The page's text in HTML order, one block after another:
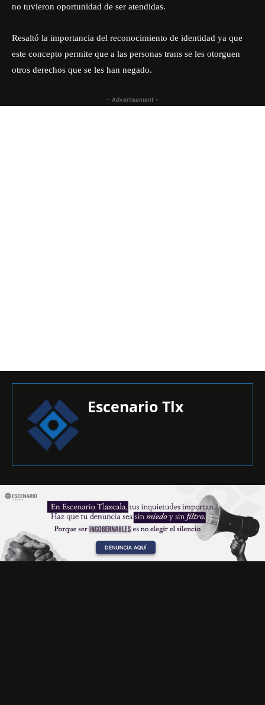
no tuvieron oportunidad de ser atendidas.
Resaltó la importancia del reconocimiento de identidad ya que
este concepto permite que a las personas trans se les otorguen
otros derechos que se les han negado.
- Advertisement -
Escenario Tlx